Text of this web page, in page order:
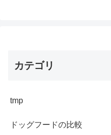
カテゴリ
tmp
ドッグフードの比較